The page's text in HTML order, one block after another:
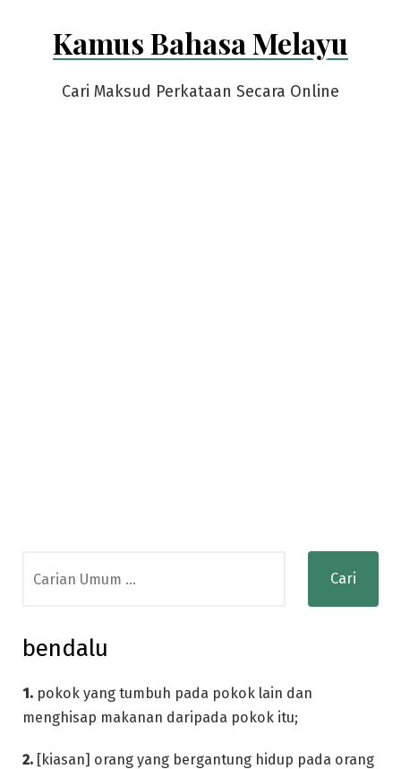
Kamus Bahasa Melayu
Cari Maksud Perkataan Secara Online
for:
bendalu
1. pokok yang tumbuh pada pokok lain dan
menghisap makanan daripada pokok itu;
2. [kiasan] orang yang bergantung hidup pada orang